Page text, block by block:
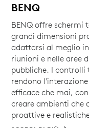
BENQ
BENQ offre schermi
grandi dimensioni
adattarsi al meglio
riunioni e nelle aree
pubbliche. I controlli
rendono
efficace che mai,
creare ambienti che
proattive e